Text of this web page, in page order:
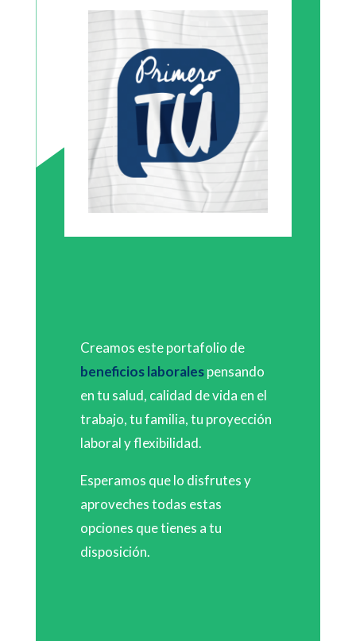
Creamos este portafolio de
beneficios laboralespensando
en tu salud, calidad de vida en el
trabajo, tu familia, tu proyección
laboral y flexibilidad.
Esperamos que lo disfrutes y
aproveches todas estas
opciones que tienes a tu
disposición.